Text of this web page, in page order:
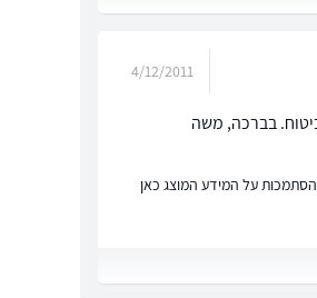
4/12/2011
בברכה, משה
הסתמכות על המידע המוצג כאן